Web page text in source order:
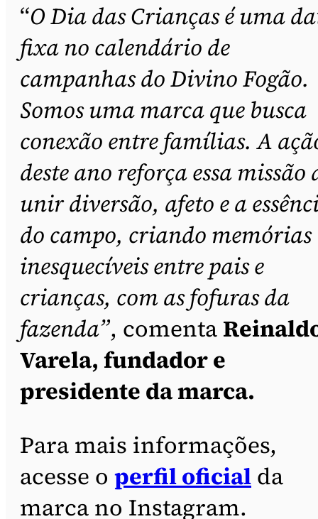
“O Dia das Crianças é uma
fixa no calendário de
campanhas do Divino Fogão.
Somos uma marca que busca
conexão entre famílias. A
deste ano reforça essa missão
unir diversão, afeto e a
do campo, criando memórias
inesquecíveis entre pais e
crianças, com as fofuras da
fazenda”, comenta
Varela, fundador e
presidente da marca.
Para mais informações,
acesse o perfil oficial da
marca no Instagram.